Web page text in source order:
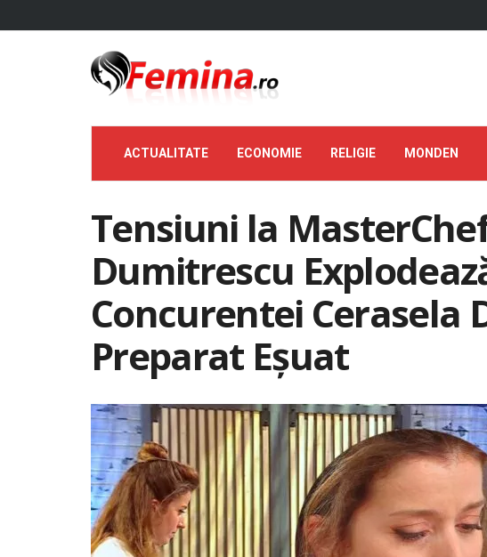
ACTUALITATE ECONOMIE RELIGIE MONDEN
Tensiuni la
Dumitrescu
Concurentei Cerasela
Preparat Eșuat